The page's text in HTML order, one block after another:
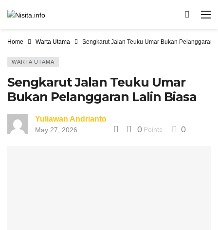
Home Warta Utama Sengkarut Jalan Teuku Umar Bukan Pelanggaran
WARTA UTAMA
Sengkarut Jalan Teuku Umar
Bukan Pelanggaran Lalin Biasa
Yuliawan Andrianto
May 27, 2026 0 Points 0